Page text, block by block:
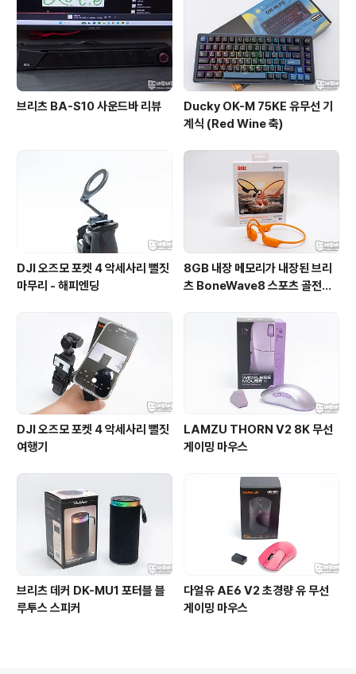
독점 판매 중인 X2 크레이지 라이트 나라 에디..
브리츠 BA-S10 사운드바 리뷰
Ducky OK-M 75KE 유무선 기
계식 (Red Wine 축)
DJI 오즈모 포켓 4 악세사리 뻘짓
마무리 - 해피엔딩
8GB 내장 메모리가 내장된 브리
츠 BoneWave8 스포츠 골전도
DJI 오즈모 포켓 4 악세사리 뻘짓
여행기
LAMZU THORN V2 8K 무선
게이밍 마우스
브리츠 데커 DK-MU1 포터블 블
루투스 스피커
다얼유 AE6 V2 초경량 유 무선
게이밍 마우스